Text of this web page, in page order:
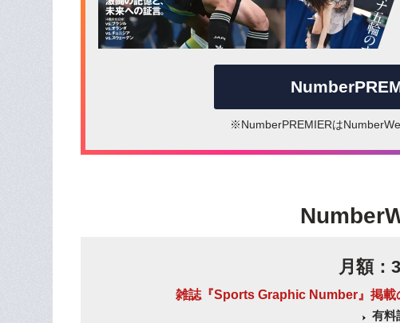
※NumberPREMIERは
月額：
雑誌『Sports Graphic Number』掲載
有料